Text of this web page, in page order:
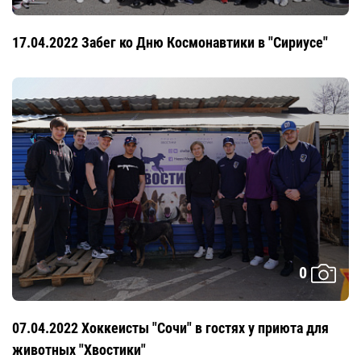
17.04.2022 Забег ко Дню Космонавтики в "Сириусе"
0
07.04.2022 Хоккеисты "Сочи" в гостях у приюта для
животных "Хвостики"